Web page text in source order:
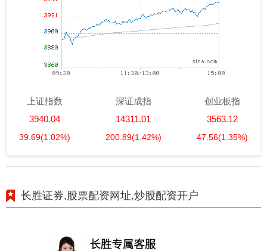
上证指数
3940.04
39.69(1.02%)
深证成指
14311.01
200.89(1.42%)
创业板指
3563.12
47.56(1.35%)
长胜证券,股票配资网址,炒股配资开户